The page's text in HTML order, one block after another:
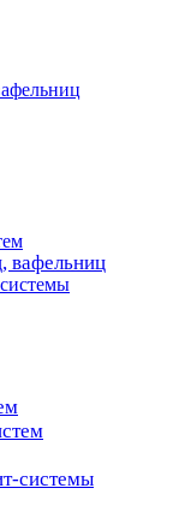
вафельниц
системы